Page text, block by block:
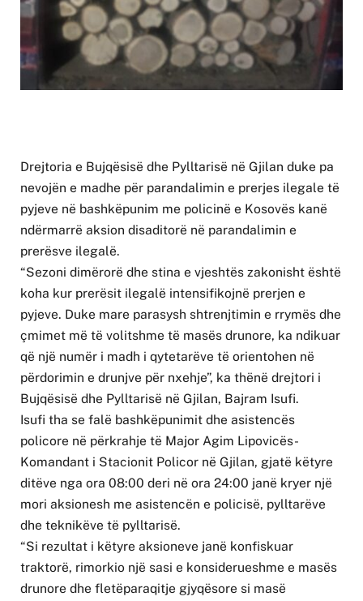
Drejtoria e Bujqësisë dhe Pylltarisë në Gjilan duke pa
nevojën e madhe për parandalimin e prerjes ilegale të
pyjeve në bashkëpunim me policinë e Kosovës kanë
ndërmarrë aksion disaditorë në parandalimin e
prerësve ilegalë.
“Sezoni dimërorë dhe stina e vjeshtës zakonisht është
koha kur prerësit ilegalë intensifikojnë prerjen e
pyjeve. Duke mare parasysh shtrenjtimin e rrymës dhe
çmimet më të volitshme të masës drunore, ka ndikuar
që një numër i madh i qytetarëve të orientohen në
përdorimin e drunjve për nxehje”, ka thënë drejtori i
Bujqësisë dhe Pylltarisë në Gjilan, Bajram Isufi.
Isufi tha se falë bashkëpunimit dhe asistencës
policore në përkrahje të Major Agim Lipovicës-
Komandant i Stacionit Policor në Gjilan, gjatë këtyre
ditëve nga ora 08:00 deri në ora 24:00 janë kryer një
mori aksionesh me asistencën e policisë, pylltarëve
dhe teknikëve të pylltarisë.
“Si rezultat i këtyre aksioneve janë konfiskuar
traktorë, rimorkio një sasi e konsiderueshme e masës
drunore dhe fletëparaqitje gjyqësore si masë